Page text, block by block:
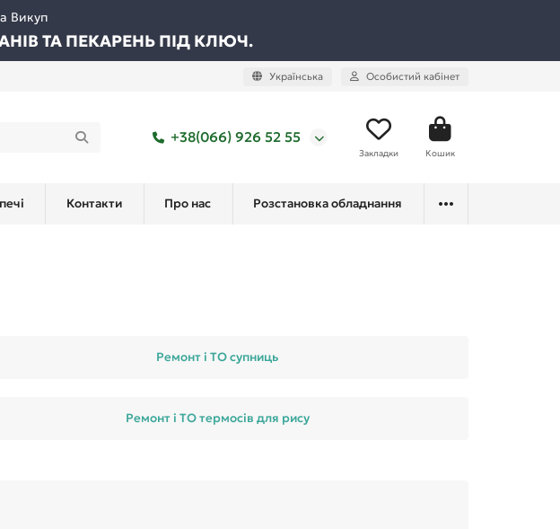
Викуп
ТА ПЕКАРЕНЬ ПІД КЛЮЧ.
Українська Особистий кабінет
+38(066) 926 52 55
Закладки Кошик
Контакти Про нас Розстановка обладнання
Ремонт і ТО супниць
Ремонт і ТО термосів для рису